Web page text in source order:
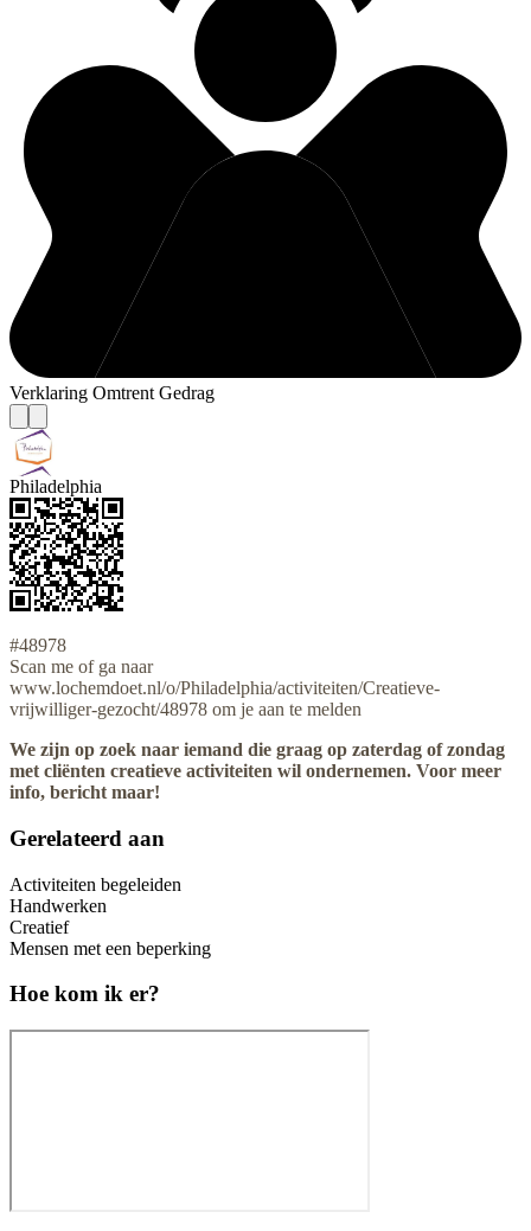
Verklaring Omtrent Gedrag
Philadelphia
#48978
Scan me of ga naar
www.lochemdoet.nl/o/Philadelphia/activiteiten/Creatieve-
vrijwilliger-gezocht/48978 om je aan te melden
We zijn op zoek naar iemand die graag op zaterdag of zondag
met cliënten creatieve activiteiten wil ondernemen. Voor meer
info, bericht maar!
Gerelateerd aan
Activiteiten begeleiden
Handwerken
Creatief
Mensen met een beperking
Hoe kom ik er?